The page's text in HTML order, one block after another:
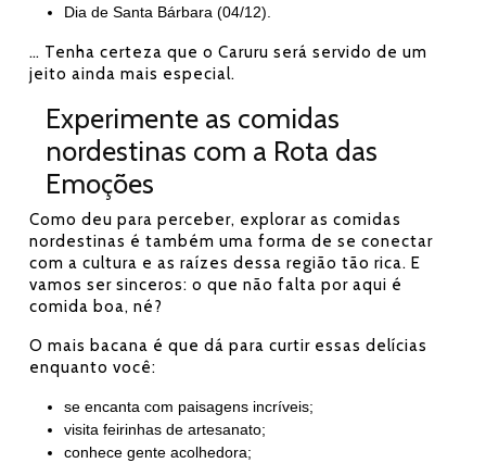
Dia de Santa Bárbara (04/12).
… Tenha certeza que o Caruru será servido de um
jeito ainda mais especial.
Experimente as comidas
nordestinas com a Rota das
Emoções
Como deu para perceber, explorar as comidas
nordestinas é também uma forma de se conectar
com a cultura e as raízes dessa região tão rica. E
vamos ser sinceros: o que não falta por aqui é
comida boa, né?
O mais bacana é que dá para curtir essas delícias
enquanto você:
se encanta com paisagens incríveis;
visita feirinhas de artesanato;
conhece gente acolhedora;